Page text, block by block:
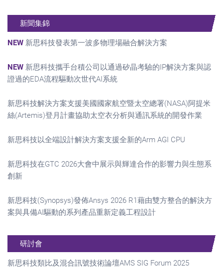
新聞集錦
NEW 新思科技發表第一波多物理場融合解決方案
NEW 新思科技攜手台積公司以通過矽晶考驗的IP解決方案與認
證過的EDA流程驅動次世代AI系統
新思科技解決方案支援美國國家航空暨太空總署(NASA)阿提米
絲(Artemis)登月計畫協助太空衣分析與通訊系統的開發作業
新思科技以全端設計解決方案支援全新的Arm AGI CPU
新思科技在GTC 2026大會中展示與輝達合作的影響力與生態系
創新
新思科技(Synopsys)發佈Ansys 2026 R1藉由雙方整合的解決方
案與具備AI驅動的系列產品重新定義工程設計
研討會
新思科技類比及混合訊號技術論壇AMS SIG Forum 2025